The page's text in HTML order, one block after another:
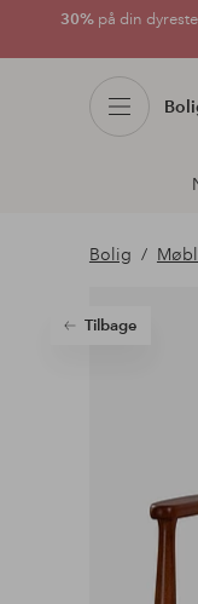
30% på din
Bolig
Tilbage